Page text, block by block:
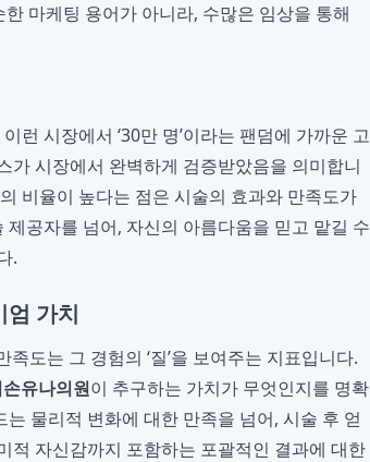
마케팅 용어가 아니라, 수많은 임상을 통해
런 시장에서 ‘30만 명’이라는 팬덤에 가까운 고
가 시장에서 완벽하게 검증받았음을 의미합니
비율이 높다는 점은 시술의 효과와 만족도가
공자를 넘어, 자신의 아름다움을 믿고 맡길 수
.
엄 가치
도는 그 경험의 ‘질’을 보여주는 지표입니다.
유나의원이 추구하는 가치가 무엇인지를 명확
물리적 변화에 대한 만족을 넘어, 시술 후 얻
적 자신감까지 포함하는 포괄적인 결과에 대한